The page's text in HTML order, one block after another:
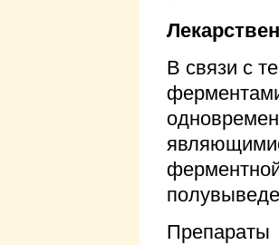
В связи с
Препараты